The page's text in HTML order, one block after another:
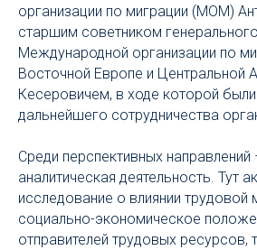
организации по миграции (МОМ)
старшим советником
Международной организации по
Восточной Европе и Центральной
Кесеровичем, в ходе которой
дальнейшего сотрудничества
Среди перспективных
аналитическая деятельность. Тут
исследование о влиянии трудовой
социально-экономическое
отправителей трудовых ресурсов,